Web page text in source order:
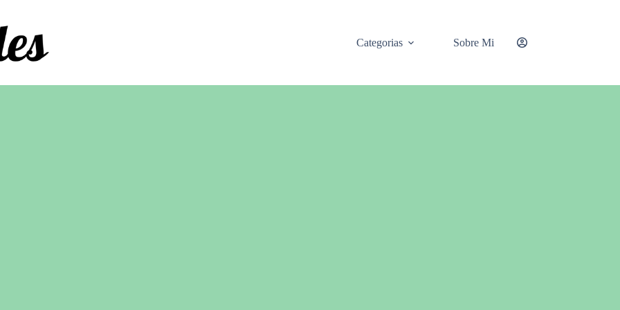
Categorias Sobre Mi